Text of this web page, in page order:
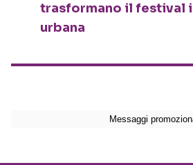
trasformano il festival
urbana